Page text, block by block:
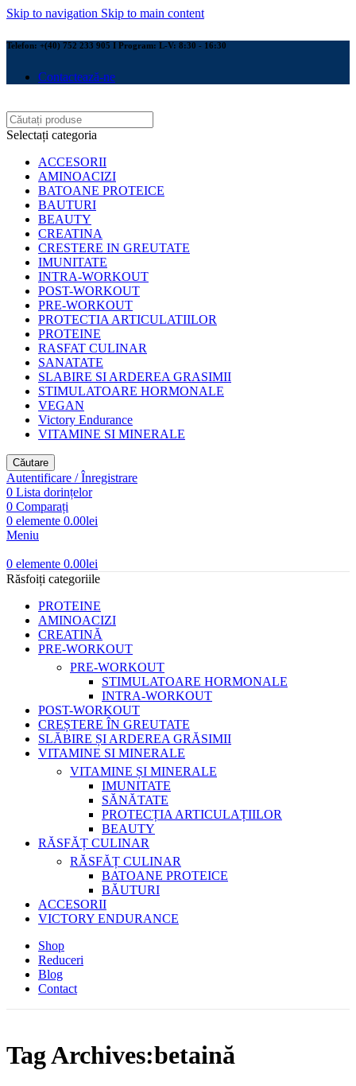
Skip to navigation Skip to main content
Telefon: +(40) 752 233 905 I Program: L-V: 8:30 - 16:30
Contactează-ne
Selectați categoria
ACCESORII
AMINOACIZI
BATOANE PROTEICE
BAUTURI
BEAUTY
CREATINA
CRESTERE IN GREUTATE
IMUNITATE
INTRA-WORKOUT
POST-WORKOUT
PRE-WORKOUT
PROTECTIA ARTICULATIILOR
PROTEINE
RASFAT CULINAR
SANATATE
SLABIRE SI ARDEREA GRASIMII
STIMULATOARE HORMONALE
VEGAN
Victory Endurance
VITAMINE SI MINERALE
Căutare
Autentificare / Înregistrare
0 Lista dorințelor
0 Comparați
0 elemente 0.00lei
Meniu
0 elemente 0.00lei
Răsfoiți categoriile
PROTEINE
AMINOACIZI
CREATINĂ
PRE-WORKOUT
PRE-WORKOUT
STIMULATOARE HORMONALE
INTRA-WORKOUT
POST-WORKOUT
CREȘTERE ÎN GREUTATE
SLĂBIRE ȘI ARDEREA GRĂSIMII
VITAMINE SI MINERALE
VITAMINE ȘI MINERALE
IMUNITATE
SĂNĂTATE
PROTECȚIA ARTICULAȚIILOR
BEAUTY
RĂSFĂȚ CULINAR
RĂSFĂȚ CULINAR
BATOANE PROTEICE
BĂUTURI
ACCESORII
VICTORY ENDURANCE
Shop
Reduceri
Blog
Contact
Tag Archives:betaină